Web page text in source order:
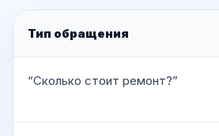
Тип обращения
“Сколько стоит ремонт?”